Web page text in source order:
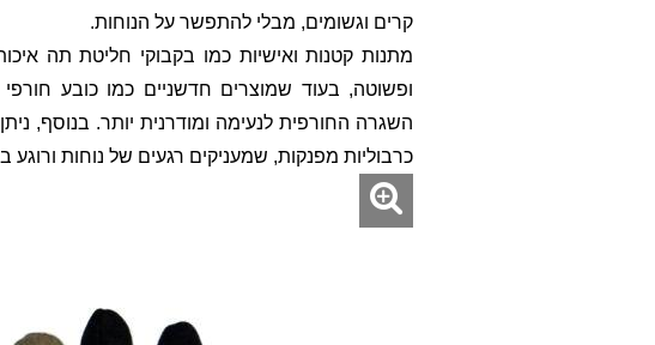
קרים וגשומים, מבלי להתפשר על הנוחות.
מתנות קטנות ואישיות כמו בקבוקי חליטת תה
ופשוטה, בעוד שמוצרים חדשניים כמו כובע
השגרה החורפית לנעימה ומודרנית יותר. בנוסף,
כרבוליות מפנקות, שמעניקים רגעים של נוחות ורוגע